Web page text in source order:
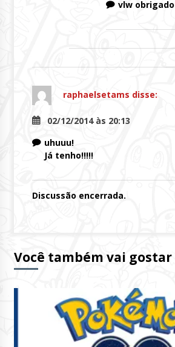
vlw obrigado
raphaelsetams disse:
02/12/2014 às 20:13
uhuuu!
Já tenho!!!!!
Discussão encerrada.
Você também vai gostar